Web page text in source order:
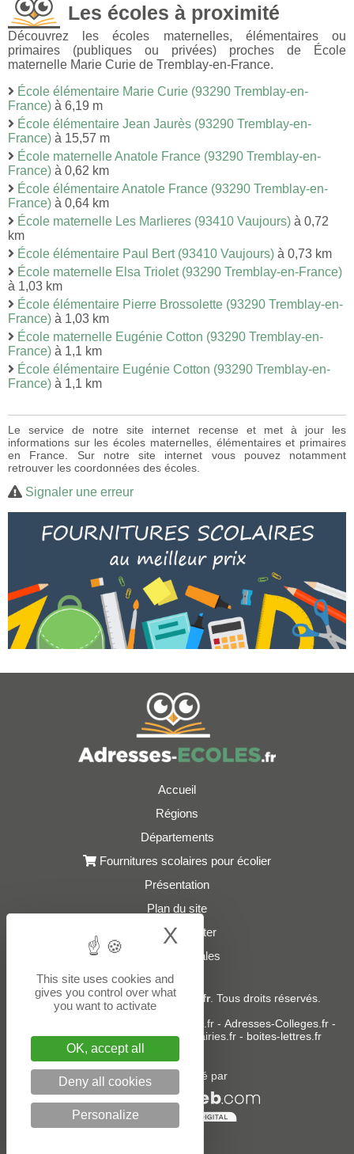
Les écoles à proximité
Découvrez les écoles maternelles, élémentaires ou
primaires (publiques ou privées) proches de École
maternelle Marie Curie de Tremblay-en-France.
École élémentaire Marie Curie (93290 Tremblay-en-
France) à 6,19 m
École élémentaire Jean Jaurès (93290 Tremblay-en-
France) à 15,57 m
École maternelle Anatole France (93290 Tremblay-en-
France) à 0,62 km
École élémentaire Anatole France (93290 Tremblay-en-
France) à 0,64 km
École maternelle Les Marlieres (93410 Vaujours) à 0,72
km
École élémentaire Paul Bert (93410 Vaujours) à 0,73 km
École maternelle Elsa Triolet (93290 Tremblay-en-France)
à 1,03 km
École élémentaire Pierre Brossolette (93290 Tremblay-en-
France) à 1,03 km
École maternelle Eugénie Cotton (93290 Tremblay-en-
France) à 1,1 km
École élémentaire Eugénie Cotton (93290 Tremblay-en-
France) à 1,1 km
Le service de notre site internet recense et met à jour les
informations sur les écoles maternelles, élémentaires et primaires
en France. Sur notre site internet vous pouvez notamment
retrouver les coordonnées des écoles.
Signaler une erreur
Accueil
Régions
Départements
Fournitures scolaires pour écolier
Présentation
Plan du site
Nous contacter
Mentions légales
© 2021 - 2026Adresses-Ecoles.fr. Tous droits réservés.
donneespubliques.fr - Adresses-Colleges.fr -
Adresses-Lycees.fr-Adresses-Mairies.fr- boites-lettres.fr
Un service édité par
This site uses cookies and
gives you control over what
you want to activate
OK, accept all
Deny all cookies
Personalize
X Hide cookie